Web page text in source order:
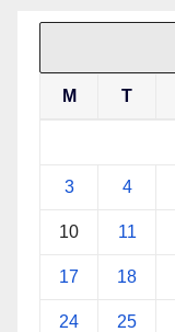
M T
3 4
10 11
17 18
24 25